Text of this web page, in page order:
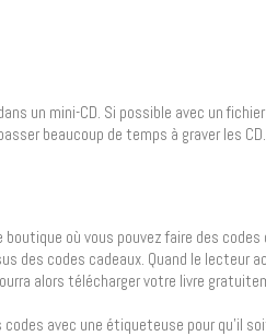
un mini-CD. Si possible avec un
beaucoup de temps à graver les
où vous pouvez faire des
des codes cadeaux. Quand le lecteur
alors télécharger votre livre
avec une étiqueteuse pour qu’il